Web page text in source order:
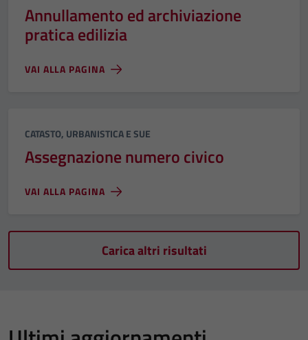
Annullamento ed archiviazione
pratica edilizia
VAI ALLA PAGINA
Categoria:
CATASTO, URBANISTICA E SUE
Assegnazione numero civico
VAI ALLA PAGINA
Carica altri risultati